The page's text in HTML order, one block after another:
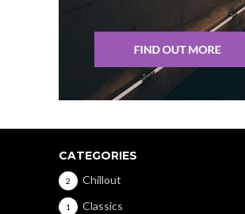
CATEGORIES
Chillout
2
Classics
1